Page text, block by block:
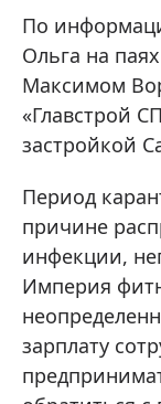
По
Ольга на
Максимом
«Главстрой
застройкой
Период
причине
инфекции,
Империя
зарплату